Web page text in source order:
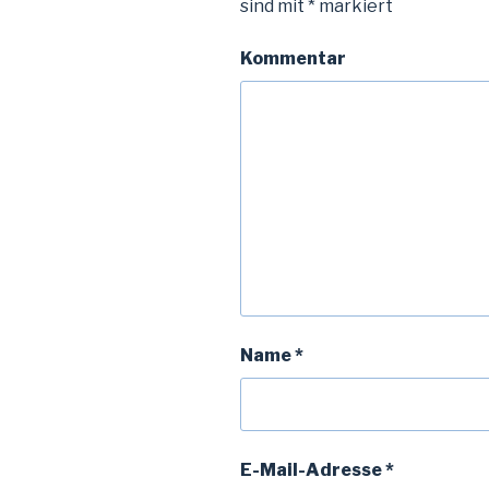
sind mit * markiert
Kommentar
Name*
E-Mail-Adresse*